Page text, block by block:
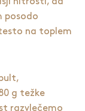
posodo
na toplem
g težke
razvlečemo